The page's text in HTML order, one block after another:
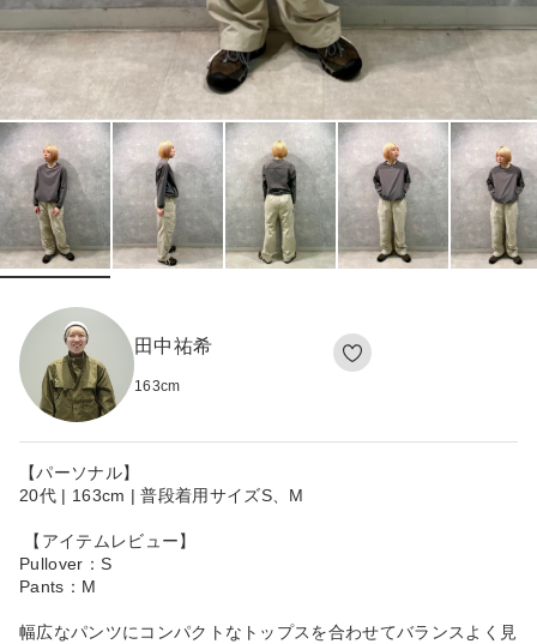
田中祐希
163cm
【パーソナル】
20代 | 163cm | 普段着用サイズS、M
【アイテムレビュー】
Pullover：S
Pants：M
幅広なパンツにコンパクトなトップスを合わせてバランスよく見